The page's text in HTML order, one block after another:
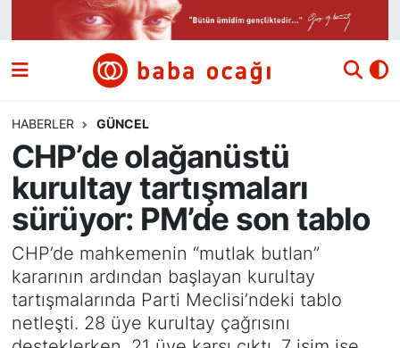
HABERLER GÜNCEL
CHP’de olağanüstü
kurultay tartışmaları
sürüyor: PM’de son tablo
CHP’de mahkemenin “mutlak butlan”
kararının ardından başlayan kurultay
tartışmalarında Parti Meclisi’ndeki tablo
netleşti. 28 üye kurultay çağrısını
Siyaset
Ekonomi
Dünya
Kültür ve Sanat
Eğitim
Bilim ve Teknoloji
Nöbetçi Eczaneler
Hava Durumu
Namaz Vakitleri
Trafik Durumu
Süper Lig Puan Durumu ve Fikstür
Tüm Manşetler
Son Dakika Haberleri